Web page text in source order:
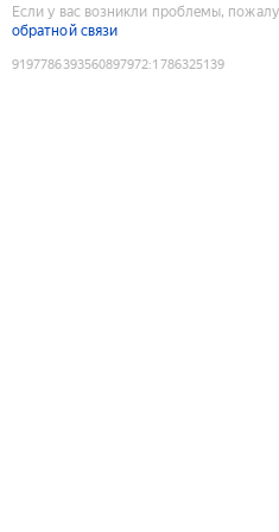
Если у вас возникли проблемы,
обратной связи
9197786393560897972:1786325139